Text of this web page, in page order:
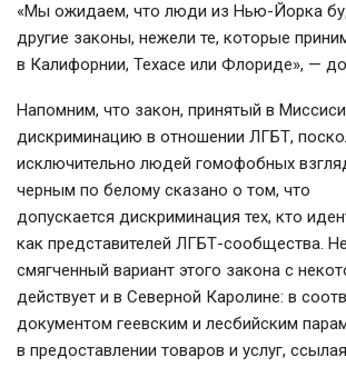
«Мы ожидаем, что люди из Нью-Йорка
другие законы, нежели те, которые
в Калифорнии, Техасе или Флориде», —
Напомним, что закон, принятый в
дискриминацию в отношении ЛГБТ,
исключительно людей гомофобных
черным по белому сказано о том, что
допускается дискриминация тех, кто
как представителей ЛГБТ-сообщества.
смягченный вариант этого закона с
действует и в Северной Каролине: в
документом геевским и лесбийским
в предоставлении товаров и услуг,